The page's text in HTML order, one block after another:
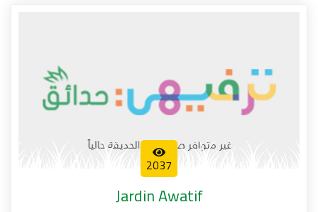
2037
Jardin Awatif